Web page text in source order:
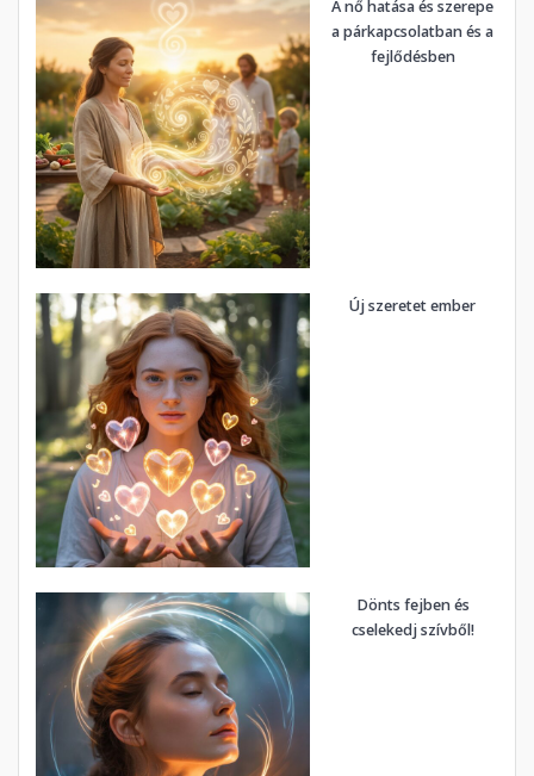
A nő hatása és szerepe
a párkapcsolatban és a
fejlődésben
Új szeretet ember
Dönts fejben és
cselekedj szívből!